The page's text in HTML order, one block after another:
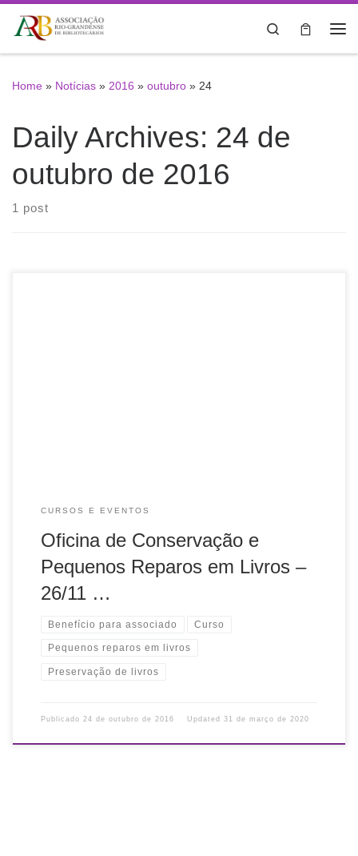
Skip to content
Search
Home » Notícias » 2016 » outubro » 24
Daily Archives: 24 de
outubro de 2016
1 post
CURSOS E EVENTOS
Oficina de Conservação e
Pequenos Reparos em Livros –
26/11 …
Benefício para associado Curso
Pequenos reparos em livros
Preservação de livros
Publicado 24 de outubro de 2016 Updated 31 de março de 2020